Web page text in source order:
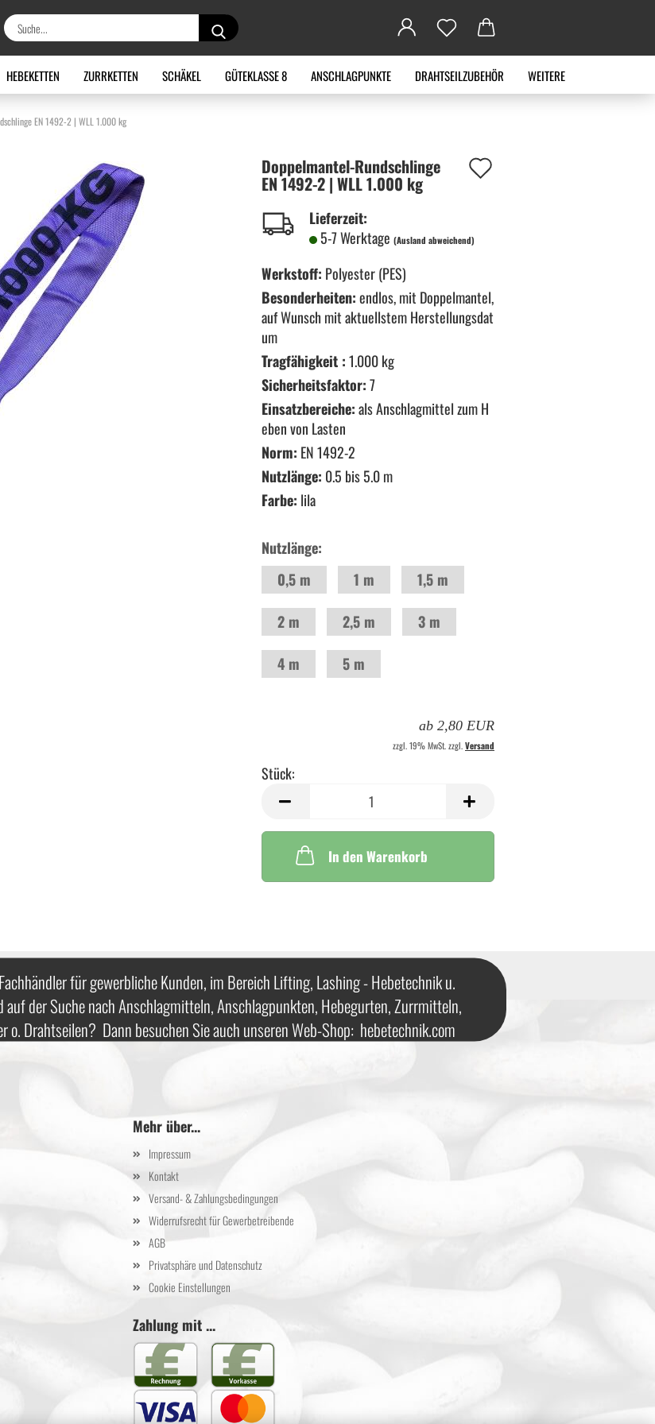
Suche...
HEBEKETTEN ZURRKETTEN SCHÄKEL GÜTEKLASSE 8 ANSCHLAGPUNKTE DRAHTSEILZUBEHÖR WEITERE
EN 1492-2 | WLL 1.000 kg
Doppelmantel-​Rundschlinge
EN 1492-​2 | WLL 1.000 kg
Lieferzeit:
5-7 Werktage (Ausland abweichend)
Werkstoff: Polyester (PES)
Besonderheiten:endlos, mit Doppelmantel,
auf Wunsch mit aktuellstem Herstellungsdat
um
Tragfähigkeit :1.000 kg
Sicherheitsfaktor:7
Einsatzbereiche:als Anschlagmittel zum H
eben von Lasten
Norm: EN 1492-2
Nutzlänge: 0.5 bis 5.0 m
Farbe: lila
Nutzlänge:
0,5 m
1 m 1,5 m
2 m 2,5 m 3 m
4 m 5 m
ab 2,80 EUR
zzgl. 19% MwSt. zzgl.Versand
Stück:
Stück
In den Warenkorb
für gewerbliche Kunden, im Bereich Lifting, Lashing - Hebetechnik u.
der Suche nach Anschlagmitteln, Anschlagpunkten, Hebegurten, Zurrmitteln,
o. Drahtseilen? Dann besuchen Sie auch unseren Web-Shop: hebetechnik.com
Mehr über...
Impressum
Kontakt
Versand- & Zahlungsbedingungen
Widerrufsrecht für Gewerbetreibende
AGB
Privatsphäre und Datenschutz
Cookie Einstellungen
Zahlung mit ...